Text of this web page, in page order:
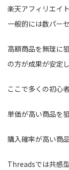
楽天アフィリエイ
一般的には数パー
高額商品を無理に
の方が成果が安定
ここで多くの初心
単価が高い商品を
購入確率が高い商
Threadsでは共感